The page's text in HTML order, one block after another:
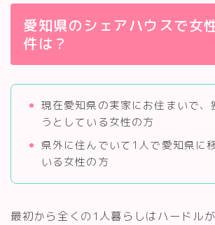
愛知県のシェアハウスで女
件は？
現在愛知県の実家にお住まいで、
うとしている女性の方
県外に住んでいて1人で愛知県に
いる女性の方
最初から全くの1人暮らしはハードル